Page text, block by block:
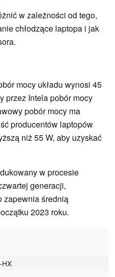
w zależności od tego,
chłodzące laptopa i jak
mocy układu wynosi 45
przez Intela pobór mocy
pobór mocy ma
producentów laptopów
niż 55 W, aby uzyskać
w procesie
generacji,
zapewnia średnią
2023 roku.